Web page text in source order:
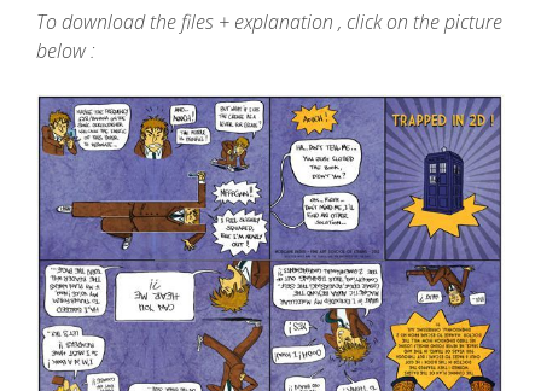
To download the files + explanation , click on the picture
below :